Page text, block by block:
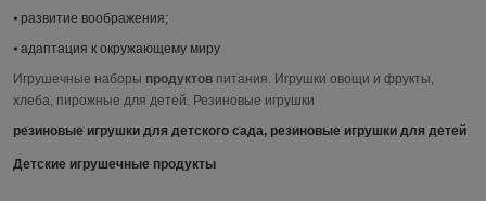
⦁ развитие воображения;
⦁ адаптация к окружающему миру
Игрушечные наборы продуктов питания. Игрушки овощи и фрукты,
хлеба, пирожные для детей. Резиновые игрушки
резиновые игрушки для детского сада, резиновые игрушки для детей
Детские игрушечные продукты